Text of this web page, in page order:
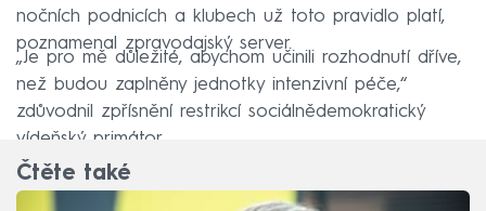
nočních podnicích a klubech už toto pravidlo platí,
poznamenal zpravodajský server.
„Je pro mě důležité, abychom učinili rozhodnutí dříve,
než budou zaplněny jednotky intenzivní péče,“
zdůvodnil zpřísnění restrikcí sociálnědemokratický
vídeňský primátor.
Čtěte také